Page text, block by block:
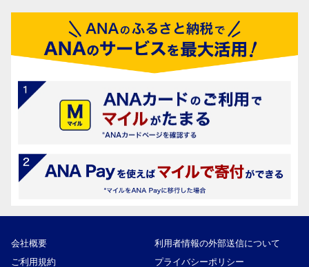
会社概要
利用者情報の外部送信について
ご利用規約
プライバシーポリシー